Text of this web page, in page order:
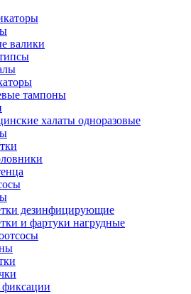
валики
тампоны
халаты одноразовые
дезинфицирующие
и фартуки нагрудные